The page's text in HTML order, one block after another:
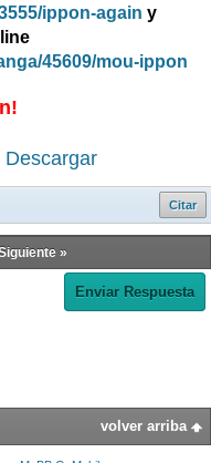
ippon-again y
45609/mou-ippon
Descargar
Citar
»
Enviar Respuesta
volver arriba